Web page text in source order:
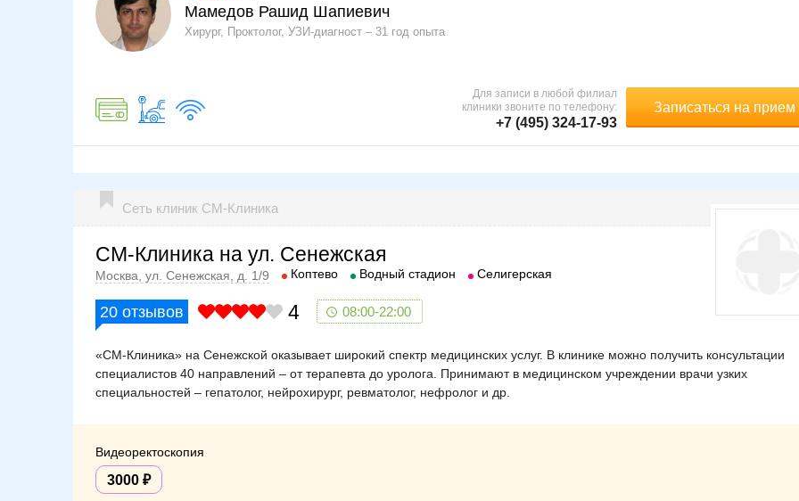
Мамедов Рашид Шапиевич
Хирург, Проктолог, УЗИ-диагност 31 год опыта
Записаться на прием
Для записи в любой филиал
клиники звоните по телефону:
+7 (495) 324-17-93
Сеть клиник СМ-Клиника
СМ-Клиника на ул. Сенежская
Москва, ул. Сенежская, д. 1/9 Коптево Водный стадион Селигерская
20 отзывов 4 08:00-22:00
«СМ-Клиника» на Сенежской оказывает широкий спектр медицинских услуг. В клинике можно получить консультации
специалистов 40 направлений – от терапевта до уролога. Принимают в медицинском учреждении врачи узких
специальностей – гепатолог, нейрохирург, ревматолог, нефролог и др.
Видеоректоскопия
3000